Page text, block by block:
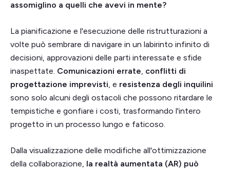
assomiglino a quelli che avevi in mente?
La pianificazione e l'esecuzione delle ristrutturazioni a
volte può sembrare di navigare in un labirinto infinito di
decisioni, approvazioni delle parti interessate e sfide
inaspettate. Comunicazioni errate, conflitti di
progettazione imprevisti, e resistenza degli inquilini
sono solo alcuni degli ostacoli che possono ritardare le
tempistiche e gonfiare i costi, trasformando l'intero
progetto in un processo lungo e faticoso.
Dalla visualizzazione delle modifiche all'ottimizzazione
della collaborazione, la realtà aumentata (AR) può